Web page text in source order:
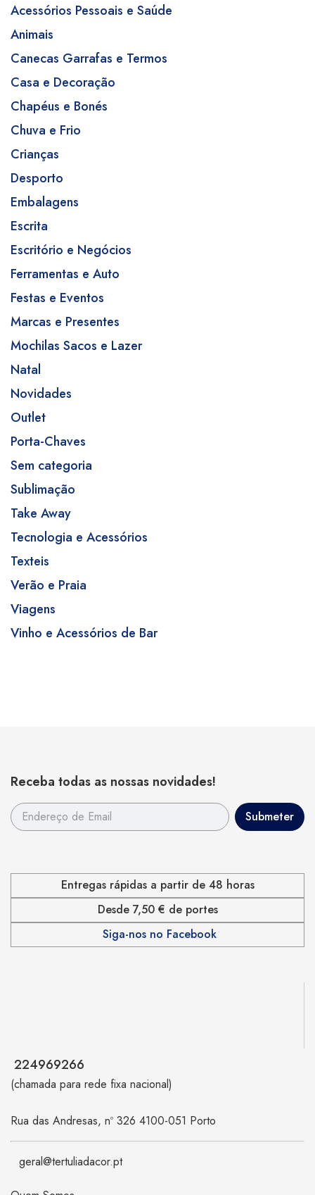
Acessórios Pessoais e Saúde
Animais
Canecas Garrafas e Termos
Casa e Decoração
Chapéus e Bonés
Chuva e Frio
Crianças
Desporto
Embalagens
Escrita
Escritório e Negócios
Ferramentas e Auto
Festas e Eventos
Marcas e Presentes
Mochilas Sacos e Lazer
Natal
Novidades
Outlet
Porta-Chaves
Sem categoria
Sublimação
Take Away
Tecnologia e Acessórios
Texteis
Verão e Praia
Viagens
Vinho e Acessórios de Bar
Receba todas as nossas novidades!
Entregas rápidas a partir de 48 horas
Desde 7,50 € de portes
Siga-nos no Facebook
224969266
(chamada para rede fixa nacional)
Rua das Andresas, nº 326 4100-051 Porto
geral@tertuliadacor.pt